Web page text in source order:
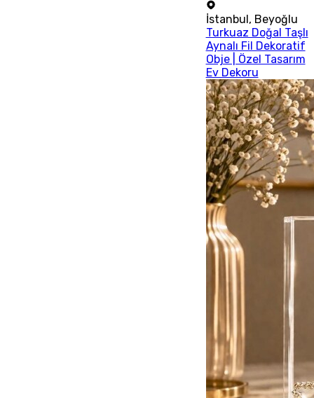
İstanbul, Beyoğlu
Turkuaz Doğal Taşlı
Aynalı Fil Dekoratif
Obje | Özel Tasarım
Ev Dekoru